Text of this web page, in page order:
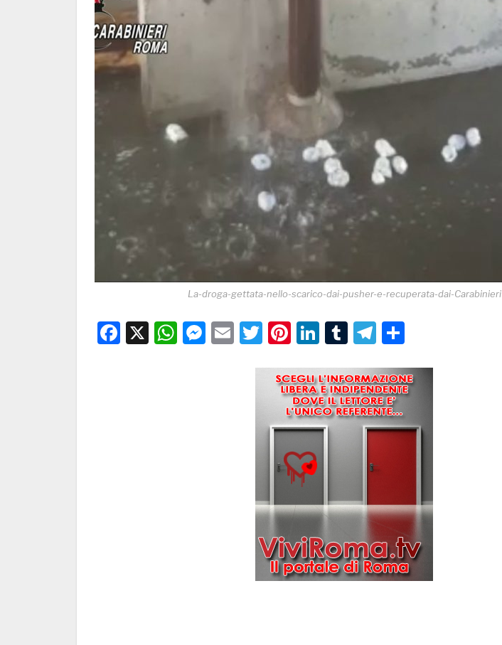
La-droga-gettata-nello-scarico-dai-pusher-e-recuperata-dai-Carabinieri
Facebook
X WhatsApp
Messenger
EmailTwitter
Pinterest
LinkedIn
TumblrTelegram